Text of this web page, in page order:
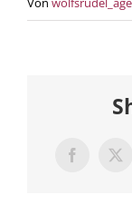
Facebook
X